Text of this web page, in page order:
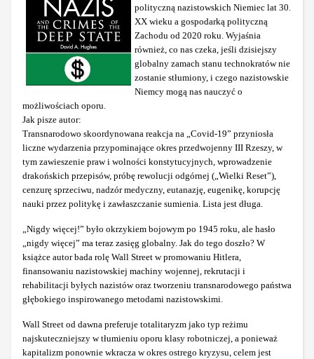
polityczną nazistowskich Niemiec lat 30.
XX wieku a gospodarką polityczną
Zachodu od 2020 roku. Wyjaśnia
również, co nas czeka, jeśli dzisiejszy
globalny zamach stanu technokratów nie
zostanie stłumiony, i czego nazistowskie
Niemcy mogą nas nauczyć o
możliwościach oporu.
Jak pisze autor:
Transnarodowo skoordynowana reakcja na „Covid-19” przyniosła
liczne wydarzenia przypominające okres przedwojenny III Rzeszy, w
tym zawieszenie praw i wolności konstytucyjnych, wprowadzenie
drakońskich przepisów, próbę rewolucji odgórnej („Wielki Reset”),
cenzurę sprzeciwu, nadzór medyczny, eutanazję, eugenikę, korupcję
nauki przez politykę i zawłaszczanie sumienia. Lista jest długa.
„Nigdy więcej!” było okrzykiem bojowym po 1945 roku, ale hasło
„nigdy więcej” ma teraz zasięg globalny. Jak do tego doszło? W
książce autor bada rolę Wall Street w promowaniu Hitlera,
finansowaniu nazistowskiej machiny wojennej, rekrutacji i
rehabilitacji byłych nazistów oraz tworzeniu transnarodowego państwa
głębokiego inspirowanego metodami nazistowskimi.
Wall Street od dawna preferuje totalitaryzm jako typ reżimu
najskuteczniejszy w tłumieniu oporu klasy robotniczej, a ponieważ
kapitalizm ponownie wkracza w okres ostrego kryzysu, celem jest